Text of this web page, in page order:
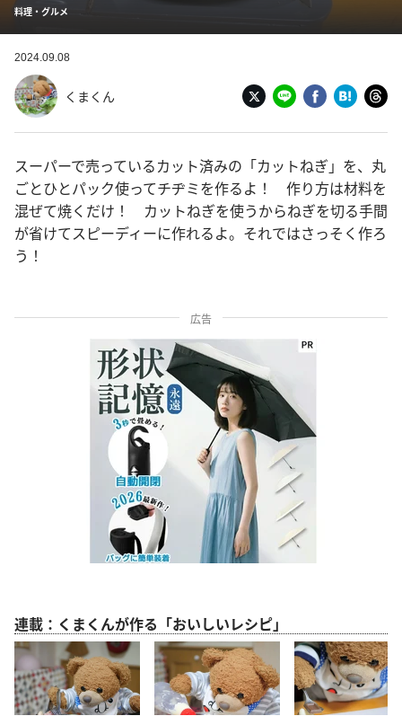
料理・グルメ
2024.09.08
くまくん
スーパーで売っているカット済みの「カットねぎ」を、丸
ごとひとパック使ってチヂミを作るよ！ 作り方は材料を
混ぜて焼くだけ！ カットねぎを使うからねぎを切る手間
が省けてスピーディーに作れるよ。それではさっそく作ろ
う！
広告
連載：くまくんが作る「おいしいレシピ」